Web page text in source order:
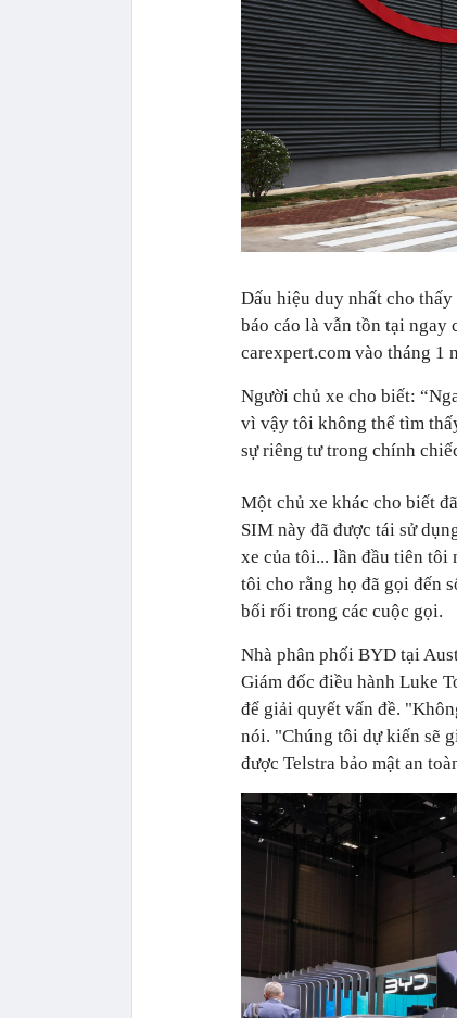
Dấu hiệu duy nhất cho
báo cáo là vẫn tồn tại ngay
carexpert.com vào tháng 1
Người chủ xe cho biết:
vì vậy tôi không thể tìm
sự riêng tư trong chính
Một chủ xe khác cho biết
SIM này đã được tái sử
xe của tôi... lần đầu tiên
tôi cho rằng họ đã gọi đến
bối rối trong các cuộc gọi.
Nhà phân phối BYD tại
Giám đốc điều hành Luke
để giải quyết vấn đề.
nói. "Chúng tôi dự kiến sẽ
được Telstra bảo mật an